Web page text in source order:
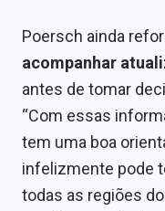
Poersch ainda
acompanhar
antes de tomar
“Com essas
tem uma boa
infelizmente pode
todas as regiões do